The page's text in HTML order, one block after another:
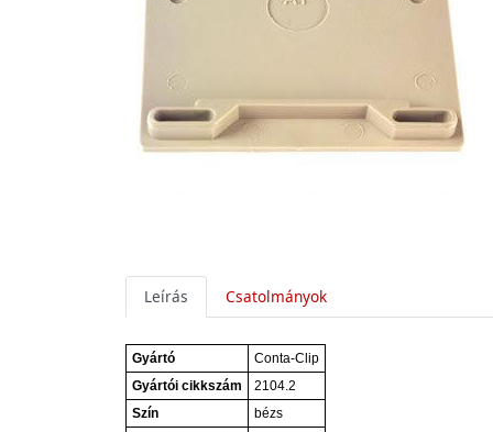
Leírás Csatolmányok
Gyártó
Conta-Clip
Gyártói cikkszám
2104.2
Szín
bézs